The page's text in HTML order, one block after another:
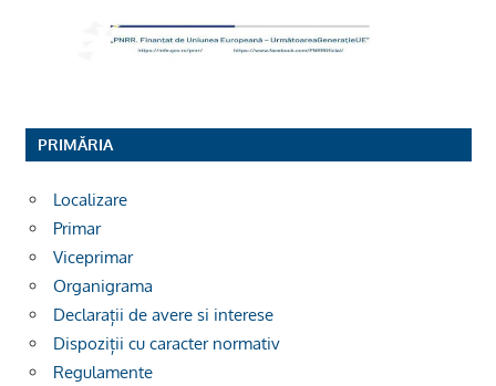
PRIMĂRIA
Localizare
Primar
Viceprimar
Organigrama
Declarații de avere si interese
Dispoziții cu caracter normativ
Regulamente